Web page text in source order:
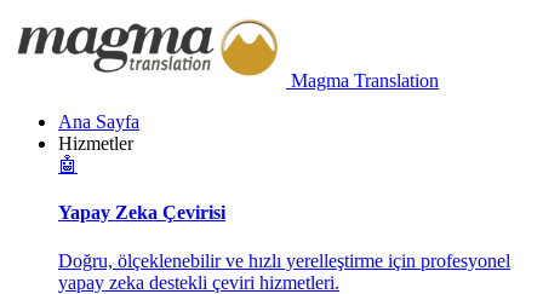
Magma Translation
Ana Sayfa
Hizmetler
🤖
Yapay Zeka Çevirisi
Doğru, ölçeklenebilir ve hızlı yerelleştirme için profesyonel
yapay zeka destekli çeviri hizmetleri.